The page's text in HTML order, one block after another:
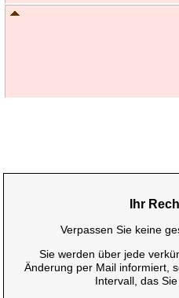
Ihr
Verpassen Sie keine
Sie werden über jede
Änderung per Mail informiert,
Intervall, das